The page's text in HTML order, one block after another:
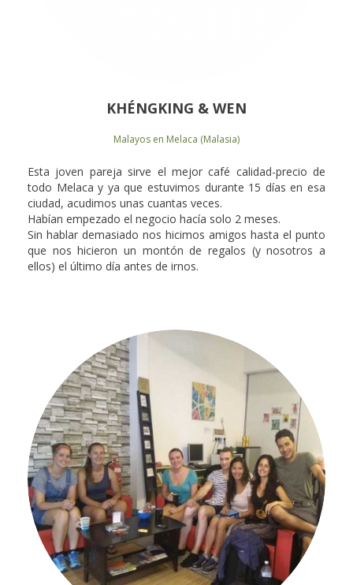
KHÉNGKING & WEN
Malayos en Melaca (Malasia)
Esta joven pareja sirve el mejor café calidad-precio de
todo Melaca y ya que estuvimos durante 15 días en esa
ciudad, acudimos unas cuantas veces.
Habían empezado el negocio hacía solo 2 meses.
Sin hablar demasiado nos hicimos amigos hasta el punto
que nos hicieron un montón de regalos (y nosotros a
ellos) el último día antes de irnos.